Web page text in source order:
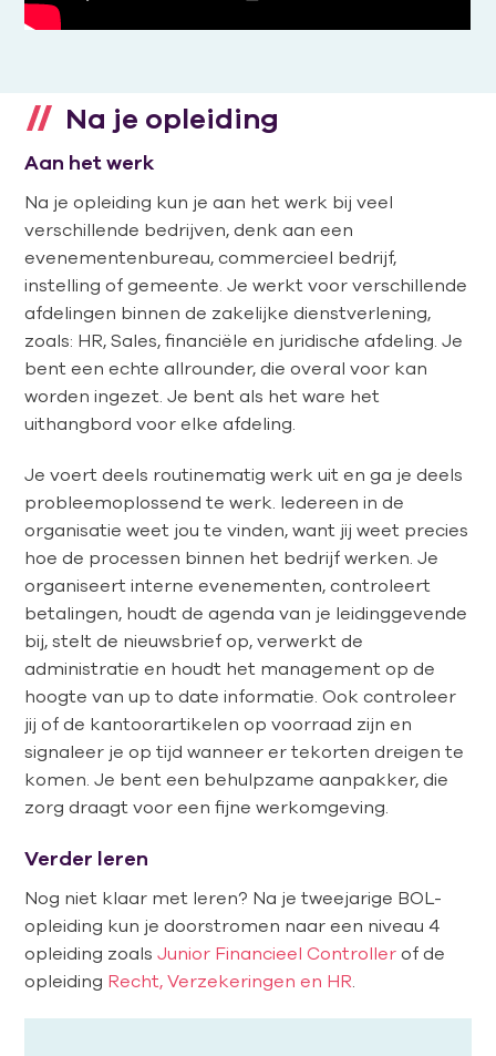
Na je opleiding
Aan het werk
Na je opleiding kun je aan het werk bij veel
verschillende bedrijven, denk aan een
evenementenbureau, commercieel bedrijf,
instelling of gemeente. Je werkt voor verschillende
afdelingen binnen de zakelijke dienstverlening,
zoals: HR, Sales, financiële en juridische afdeling. Je
bent een echte allrounder, die overal voor kan
worden ingezet. Je bent als het ware het
uithangbord voor elke afdeling.
Je voert deels routinematig werk uit en ga je deels
probleemoplossend te werk. Iedereen in de
organisatie weet jou te vinden, want jij weet precies
hoe de processen binnen het bedrijf werken. Je
organiseert interne evenementen, controleert
betalingen, houdt de agenda van je leidinggevende
bij, stelt de nieuwsbrief op, verwerkt de
administratie en houdt het management op de
hoogte van up to date informatie. Ook controleer
jij of de kantoorartikelen op voorraad zijn en
signaleer je op tijd wanneer er tekorten dreigen te
komen. Je bent een behulpzame aanpakker, die
zorg draagt voor een fijne werkomgeving.
Verder leren
Nog niet klaar met leren? Na je tweejarige BOL-
opleiding kun je doorstromen naar een niveau 4
opleiding zoalsJunior Financieel Controller of de
opleiding Recht, Verzekeringen en HR